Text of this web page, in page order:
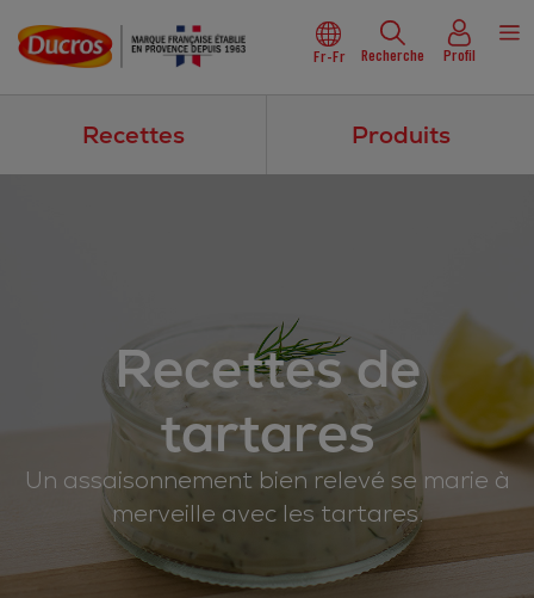
Fr-Fr Recherche Profil
Recettes Produits
Recettes de
tartares
Un assaisonnement bien relevé se marie à
merveille avec les tartares.